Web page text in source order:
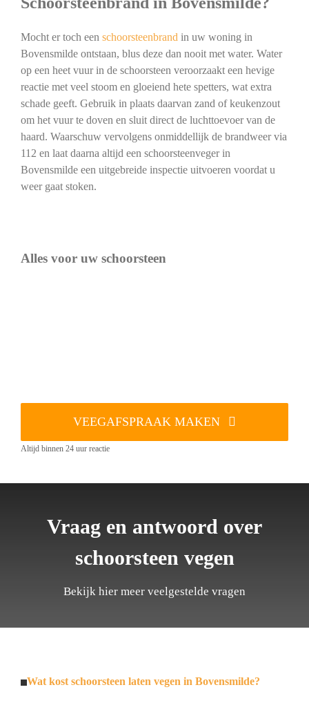
Mocht er toch een schoorsteenbrand in uw woning in
Bovensmilde ontstaan, blus deze dan nooit met water. Water
op een heet vuur in de schoorsteen veroorzaakt een hevige
reactie met veel stoom en gloeiend hete spetters, wat extra
schade geeft. Gebruik in plaats daarvan zand of keukenzout
om het vuur te doven en sluit direct de luchttoevoer van de
haard. Waarschuw vervolgens onmiddellijk de brandweer via
112 en laat daarna altijd een schoorsteenveger in
Bovensmilde een uitgebreide inspectie uitvoeren voordat u
weer gaat stoken.
Alles voor uw schoorsteen
VEEGAFSPRAAK MAKEN
Altijd binnen 24 uur reactie
Vraag en antwoord over
schoorsteen vegen
Bekijk hier meer veelgestelde vragen
Wat kost schoorsteen laten vegen in Bovensmilde?